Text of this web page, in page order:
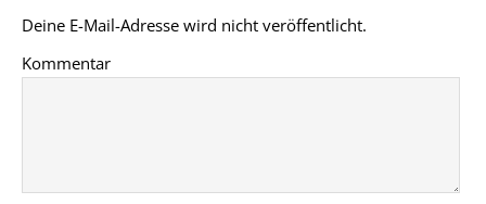
Deine E-Mail-Adresse wird nicht veröffentlicht.
Kommentar